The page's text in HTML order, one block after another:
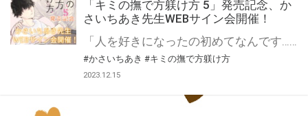
「キミの撫で方躾け方 5」発売記念、か
さいちあき先生WEBサイン会開催！
「人を好きになったの初めてなんです…！」 やっと小谷と想いが通じ合った花岡だけど、お付き合いってどうするの？Hなことをしたいって言ってもいいの？ 初恋に振り回される花岡は相談に乗ってもらうべく新谷野の元へ。 だけど、新谷野との時間を邪魔された小金井が花岡をたきつけて…？ そして邪魔者（花岡）を追い払った小金井と新谷野はひさしぶりのおもちゃプレイに突入するが―――!!? かさいちあき先生新刊『キミの撫で方躾け方』第5巻が1月10日発売！ とらのあなでは発売を記念して、かさいちあき先生のWEBサイン会の開催が決定致しました！ この貴重な機会、皆様ぜひ奮ってご応募くださいませ☆
#かさいちあき #キミの撫で方躾け方
2023.12.15